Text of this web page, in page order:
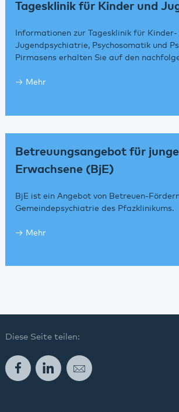
Tagesklinik für Kinder und
Informationen zur Tagesklinik für Kinder-
Jugendpsychiatrie, Psychosomatik und
Pirmasens erhalten Sie auf den
Mehr
Betreuungsangebot für junge
Erwachsene (BjE)
BjE ist ein Angebot von Betreuen-
Gemeindepsychiatrie des Pfazklinikums.
Mehr
Diese Seite teilen:
FacebookLinkedInE-Mail